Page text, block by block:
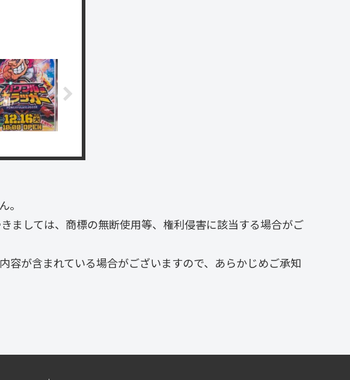
。
ましては、商標の無断使用等、権利侵害に該当する場合がご
容が含まれている場合がございますので、あらかじめご承知